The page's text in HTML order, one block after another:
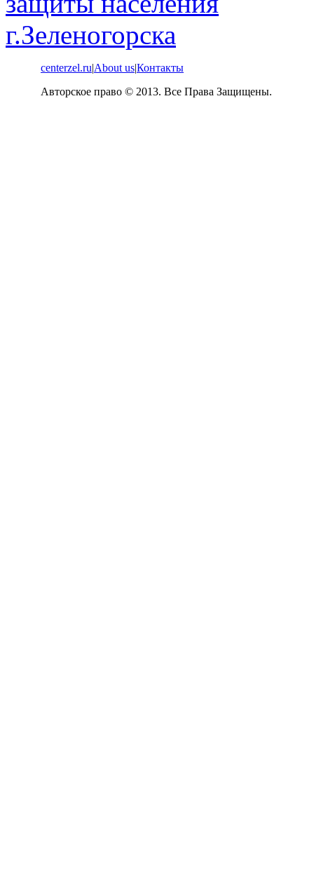
centerzel.ru|About us|Контакты
Авторское право © 2013. Все Права Защищены.